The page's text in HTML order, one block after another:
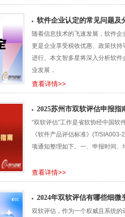
软件企业认定的常见问题及
随着信息技术的飞速发展，软件
更是企业享受税收优惠、政策扶
进行。本文智多星将深入分析软
业发展，
查看详情>>
2025苏州市双软评估申报指
“双软评估”工作是省软协经中国软
《软件产品评估标准》(T/
项通知整理如下。一、申报时间
查看详情>>
2024年双软评估有哪些细微
双软评估，作为一个权威且系统